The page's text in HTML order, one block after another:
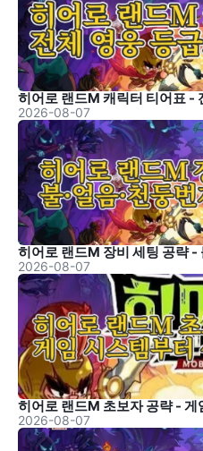
히어로 랜드M 캐릭터 티어표 -
2026-08-07
히어로 랜드M 장비 세팅 공략 -
2026-08-07
히어로 랜드M 초보자 공략 - 게
2026-08-07